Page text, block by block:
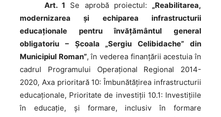
Art. 1 Se aprobă proiectul: „Reabilitarea,
modernizarea şi echiparea infrastructurii
educaţionale pentru învățământul general
obligatoriu – Şcoala „Sergiu Celibidache” din
Municipiul Roman”, în vederea finanțării acestuia în
cadrul Programului Operațional Regional 2014-
2020, Axa prioritară 10: Îmbunătățirea infrastructurii
educaționale, Prioritate de investiții 10.1: Investițiile
în educație, și formare, inclusiv în formare